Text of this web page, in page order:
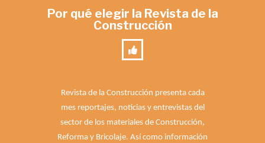
Por qué elegir la Revista de la
Construcción
Revista de la Construcción presenta cada
mes reportajes, noticias y entrevistas del
sector de los materiales de Construcción,
Reforma y Bricolaje. Así como información